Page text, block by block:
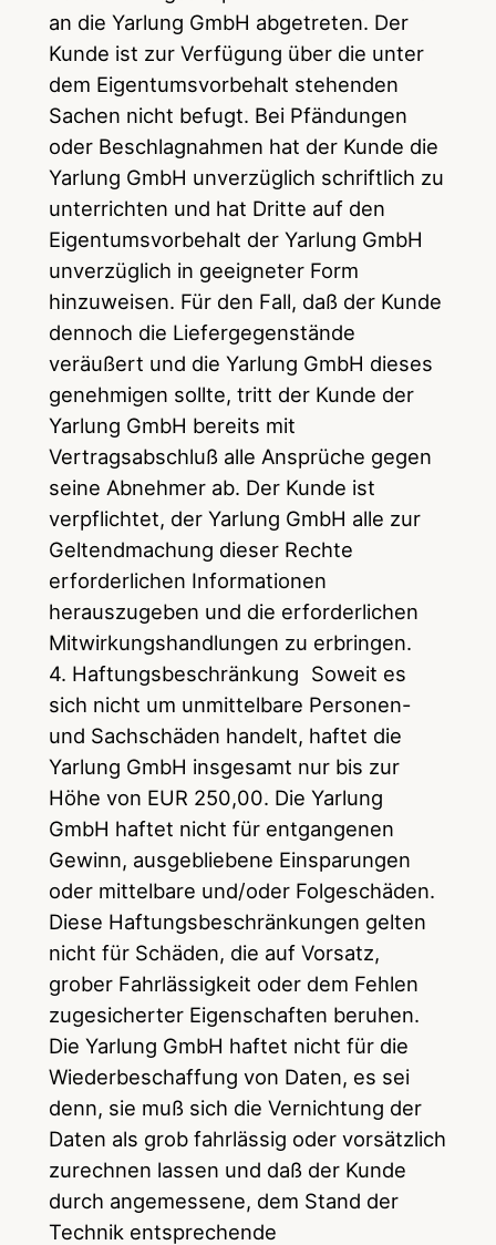
an die Yarlung GmbH abgetreten. Der
Kunde ist zur Verfügung über die unter
dem Eigentumsvorbehalt stehenden
Sachen nicht befugt. Bei Pfändungen
oder Beschlagnahmen hat der Kunde die
Yarlung GmbH unverzüglich schriftlich zu
unterrichten und hat Dritte auf den
Eigentumsvorbehalt der Yarlung GmbH
unverzüglich in geeigneter Form
hinzuweisen. Für den Fall, daß der Kunde
dennoch die Liefergegenstände
veräußert und die Yarlung GmbH dieses
genehmigen sollte, tritt der Kunde der
Yarlung GmbH bereits mit
Vertragsabschluß alle Ansprüche gegen
seine Abnehmer ab. Der Kunde ist
verpflichtet, der Yarlung GmbH alle zur
Geltendmachung dieser Rechte
erforderlichen Informationen
herauszugeben und die erforderlichen
Mitwirkungshandlungen zu erbringen.
4. Haftungsbeschränkung Soweit es
sich nicht um unmittelbare Personen-
und Sachschäden handelt, haftet die
Yarlung GmbH insgesamt nur bis zur
Höhe von EUR 250,00. Die Yarlung
GmbH haftet nicht für entgangenen
Gewinn, ausgebliebene Einsparungen
oder mittelbare und/oder Folgeschäden.
Diese Haftungsbeschränkungen gelten
nicht für Schäden, die auf Vorsatz,
grober Fahrlässigkeit oder dem Fehlen
zugesicherter Eigenschaften beruhen.
Die Yarlung GmbH haftet nicht für die
Wiederbeschaffung von Daten, es sei
denn, sie muß sich die Vernichtung der
Daten als grob fahrlässig oder vorsätzlich
zurechnen lassen und daß der Kunde
durch angemessene, dem Stand der
Technik entsprechende